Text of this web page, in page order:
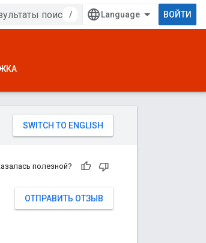
/ ВОЙТИ
полезной?
ОТПРАВИТЬ ОТЗЫВ